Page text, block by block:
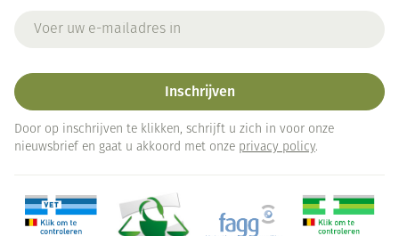
Inschrijven
Door op inschrijven te klikken, schrijft u zich in voor onze
nieuwsbrief en gaat u akkoord met onze privacy policy.